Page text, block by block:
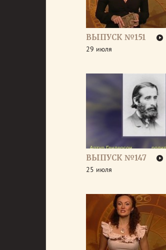
ВЫПУСК №151
29 июля
ВЫПУСК №147
25 июля